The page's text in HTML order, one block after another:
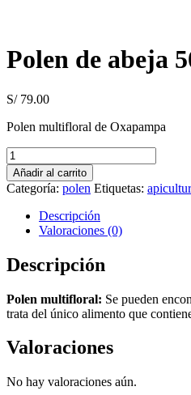
Polen de abeja
S/79.00
Polen multifloral de Oxapampa
Polen
de
abeja
500
cantidad
Añadir al carrito
Categoría: polen Etiquetas:
Descripción
Valoraciones (0)
Descripción
Polen multifloral: Se pueden
trata del único alimento que
Valoraciones
No hay valoraciones aún.